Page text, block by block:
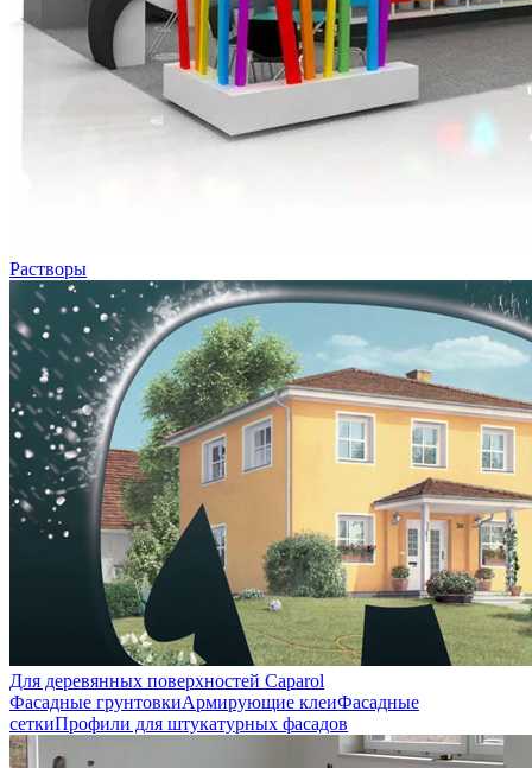
Растворы
Для деревянных поверхностей Caparol
Фасадные грунтовкиАрмирующие клеиФасадные
сеткиПрофили для штукатурных фасадов